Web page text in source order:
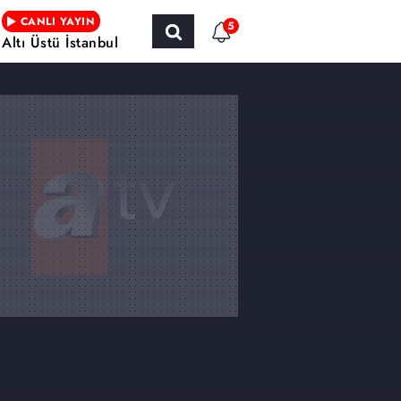
CANLI YAYIN
Altı Üstü İstanbul
5